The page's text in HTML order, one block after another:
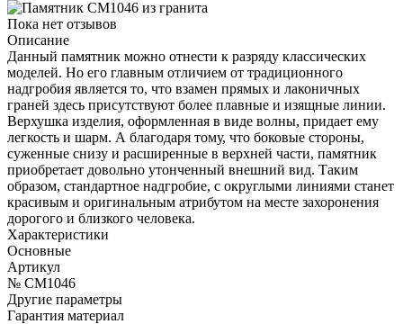
Пока нет отзывов
Описание
Данный памятник можно отнести к разряду классических
моделей. Но его главным отличием от традиционного
надгробия является то, что взамен прямых и лаконичных
граней здесь присутствуют более плавные и изящные линии.
Верхушка изделия, оформленная в виде волны, придает ему
легкость и шарм. А благодаря тому, что боковые стороны,
суженные снизу и расширенные в верхней части, памятник
приобретает довольно утонченный внешний вид. Таким
образом, стандартное надгробие, с округлыми линиями станет
красивым и оригинальным атрибутом на месте захоронения
дорогого и близкого человека.
Характеристики
Основные
Артикул
№ CM1046
Другие параметры
Гарантия материал